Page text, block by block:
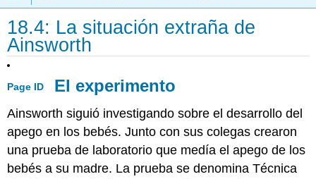
18.4: La situación extraña de
Ainsworth
Page ID El experimento
Ainsworth siguió investigando sobre el desarrollo del
apego en los bebés. Junto con sus colegas crearon
una prueba de laboratorio que medía el apego de los
bebés a su madre. La prueba se denomina Técnica